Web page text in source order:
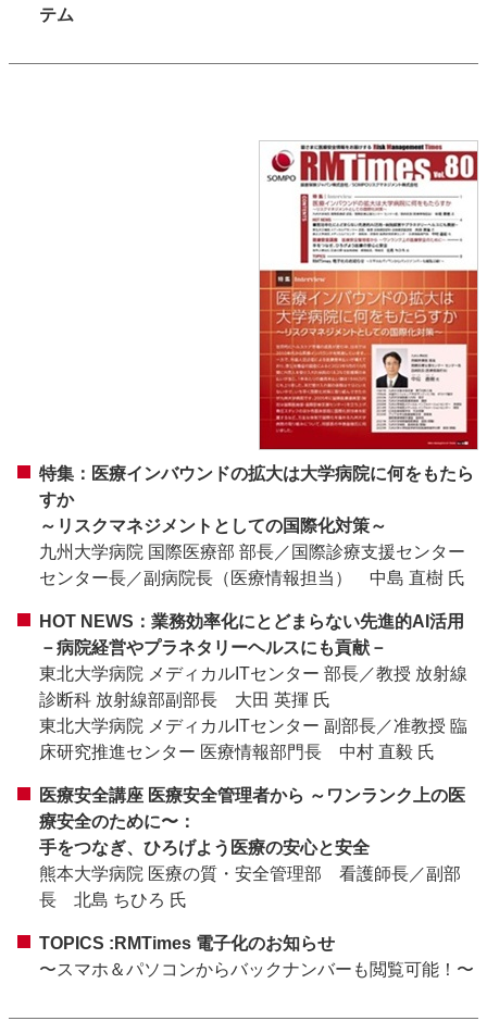
テム
特集：医療インバウンドの拡大は大学病院に何をもたら
すか
～リスクマネジメントとしての国際化対策～
九州大学病院 国際医療部 部長／国際診療支援センター
センター長／副病院長（医療情報担当） 中島 直樹 氏
HOT NEWS：業務効率化にとどまらない先進的AI活用
－病院経営やプラネタリーヘルスにも貢献－
東北大学病院 メディカルITセンター 部長／教授 放射線
診断科 放射線部副部長 大田 英揮 氏
東北大学病院 メディカルITセンター 副部長／准教授 臨
床研究推進センター 医療情報部門長 中村 直毅 氏
医療安全講座 医療安全管理者から ～ワンランク上の医
療安全のために〜：
手をつなぎ、ひろげよう医療の安心と安全
熊本大学病院 医療の質・安全管理部 看護師長／副部
長 北島 ちひろ 氏
TOPICS :RMTimes 電子化のお知らせ
〜スマホ＆パソコンからバックナンバーも閲覧可能！〜